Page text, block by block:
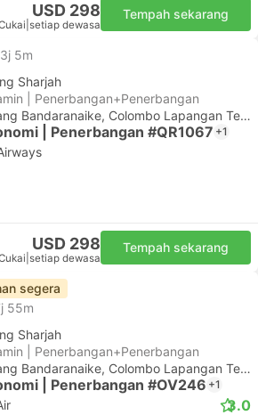
USD 298
setiap dewasa
Tempah sekarang
5m
Sharjah
| Penerbangan+Penerbangan
CMB Lapangan Terbang Bandaranaike, Colombo Lapangan Terbang
| Penerbangan #QR1067 +1
USD 298
setiap dewasa
Tempah sekarang
segera
55m
Sharjah
| Penerbangan+Penerbangan
CMB Lapangan Terbang Bandaranaike, Colombo Lapangan Terbang
| Penerbangan #OV246 +1
3.0